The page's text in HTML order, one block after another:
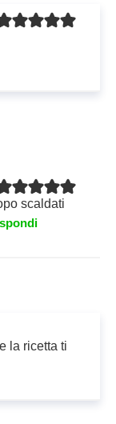
scaldati
la ricetta ti